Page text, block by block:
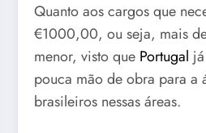
Quanto aos cargos que
€1000,00, ou seja, mais
menor, visto que Portugal
pouca mão de obra para a
brasileiros nessas áreas.